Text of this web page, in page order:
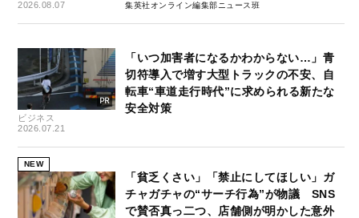
2026.08.07
集英社オンライン編集部ニュース班
ビジネス
2026.07.21
「いつ加害者になるかわからない…」青
切符導入で増す大型トラックの不安、自
転車“車道走行時代”に求められる新たな
安全対策
NEW
「貧乏くさい」「禁止にしてほしい」ガ
チャガチャの“サーチ行為”が物議 SNS
で賛否真っ二つ、店舗側が明かした意外